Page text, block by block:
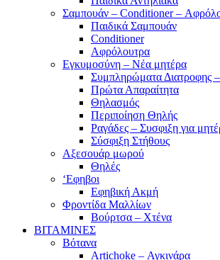
Σαμπουάν – Conditioner –
Παιδικά Σαμπουάν
Conditioner
Αφρόλουτρα
Εγκυμοσύνη – Νέα μητέρα
Συμπληρώματα Διατροφης
Πρώτα Απαραίτητα
Θηλασμός
Περιποίηση Θηλής
Ραγάδες – Συσφιξη για
Σύσφιξη Στήθους
Αξεσουάρ μωρού
Θηλές
‘Εφηβοι
Εφηβική Ακμή
Φροντίδα Μαλλίων
Βούρτσα – Χτένα
ΒΙΤΑΜΙΝΕΣ
Βότανα
Artichoke – Αγκινάρα